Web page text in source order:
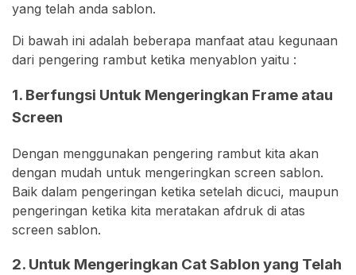
yang telah anda sablon.
Di bawah ini adalah beberapa manfaat atau kegunaan
dari pengering rambut ketika menyablon yaitu :
1. Berfungsi Untuk Mengeringkan Frame atau
Screen
Dengan menggunakan pengering rambut kita akan
dengan mudah untuk mengeringkan screen sablon.
Baik dalam pengeringan ketika setelah dicuci, maupun
pengeringan ketika kita meratakan afdruk di atas
screen sablon.
2. Untuk Mengeringkan Cat Sablon yang Telah